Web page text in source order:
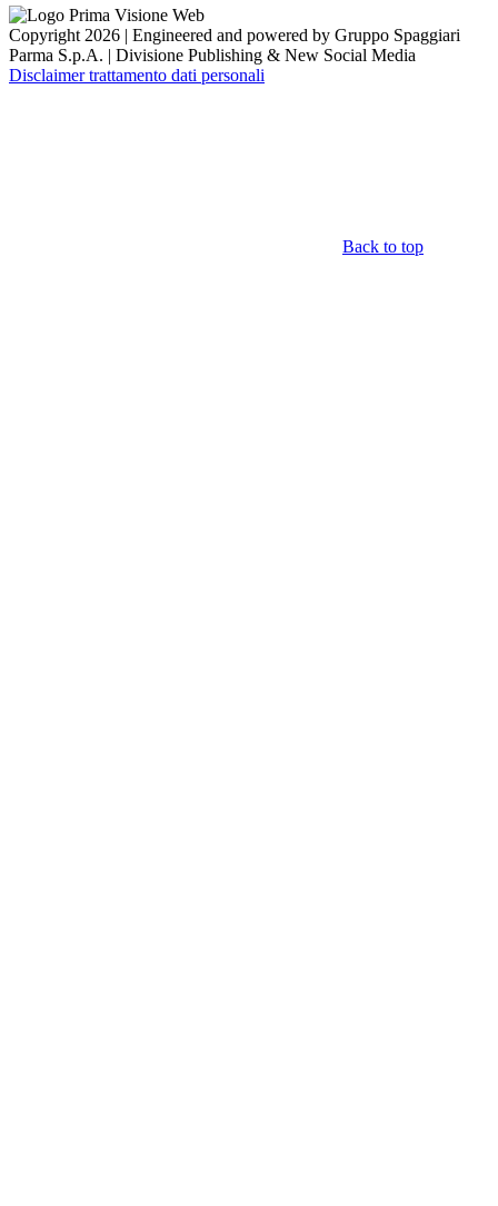
Copyright 2026 | Engineered and powered by Gruppo Spaggiari
Parma S.p.A. | Divisione Publishing & New Social Media
Disclaimer trattamento dati personali
Back to top